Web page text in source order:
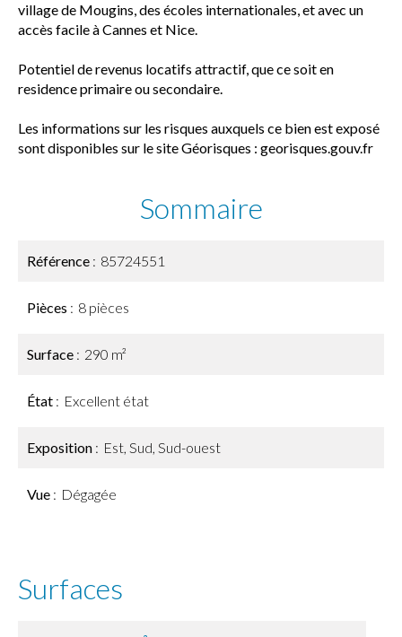
village de Mougins, des écoles internationales, et avec un
accès facile à Cannes et Nice.
Potentiel de revenus locatifs attractif, que ce soit en
residence primaire ou secondaire.
Les informations sur les risques auxquels ce bien est exposé
sont disponibles sur le site Géorisques : georisques.gouv.fr
Sommaire
Référence 85724551
Pièces 8 pièces
Surface 290 m²
État Excellent état
Exposition Est, Sud, Sud-ouest
Vue Dégagée
Surfaces